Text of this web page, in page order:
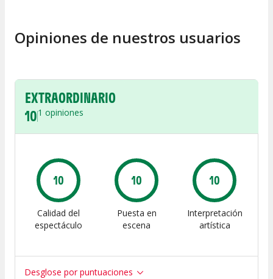
Opiniones de nuestros usuarios
EXTRAORDINARIO
101 opiniones
10
Calidad del
espectáculo
10
Puesta en
escena
10
Interpretación
artística
Desglose por puntuaciones